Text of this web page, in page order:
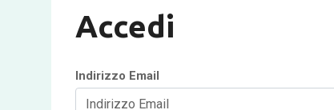
Accedi
Indirizzo Email